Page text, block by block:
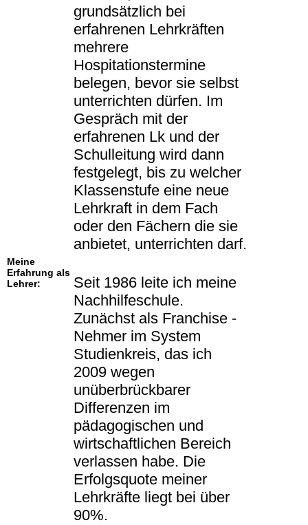
grundsätzlich bei
erfahrenen Lehrkräften
mehrere
Hospitationstermine
belegen, bevor sie selbst
unterrichten dürfen. Im
Gespräch mit der
erfahrenen Lk und der
Schulleitung wird dann
festgelegt, bis zu welcher
Klassenstufe eine neue
Lehrkraft in dem Fach
oder den Fächern die sie
anbietet, unterrichten darf.
Meine
Erfahrung als
Lehrer:
Seit 1986 leite ich meine
Nachhilfeschule.
Zunächst als Franchise -
Nehmer im System
Studienkreis, das ich
2009 wegen
unüberbrückbarer
Differenzen im
pädagogischen und
wirtschaftlichen Bereich
verlassen habe. Die
Erfolgsquote meiner
Lehrkräfte liegt bei über
90%.